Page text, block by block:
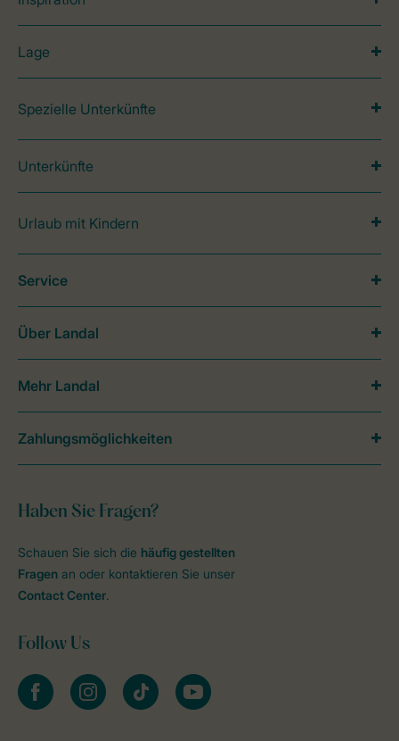
Lage
Spezielle Unterkünfte
Unterkünfte
Urlaub mit Kindern
Haben Sie Fragen?
Schauen Sie sich die häufig gestellten
Fragen an oder kontaktieren Sie unser
Contact Center.
Follow Us
facebookinstagramtiktok youtube
Service
Über Landal
Mehr Landal
Zahlungsmöglichkeiten